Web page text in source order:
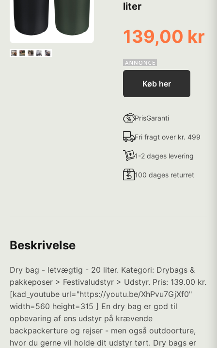
liter
139,00 kr
Køb her
PrisGaranti
Fri fragt over kr. 499
1-2 dages levering
100 dages returret
Beskrivelse
Dry bag - letvægtig - 20 liter. Kategori: Drybags &
pakkeposer > Festivaludstyr > Udstyr. Pris: 139.00 kr.
[kad_youtube url="https://youtu.be/XhPvu7GjXf0"
width=560 height=315 ] En dry bag er god til
opbevaring af ens udstyr på krævende
backpackerture og rejser - men også outdoorture,
hvor du gerne vil holde dit udstyr tørt. Dry bags er